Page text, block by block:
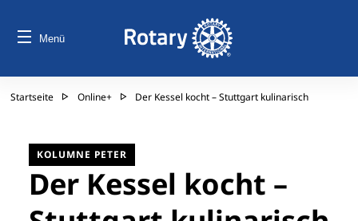
Menü
Startseite Online+ Der Kessel kocht – Stuttgart kulinarisch
KOLUMNE PETER
Der Kessel kocht –